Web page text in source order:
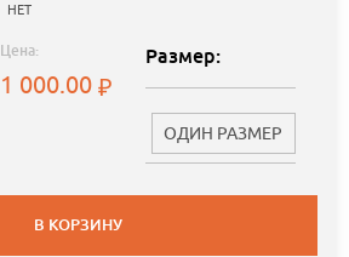
НЕТ
Цена:
1 000.00
Размер:
ОДИН РАЗМЕР
В КОРЗИНУ